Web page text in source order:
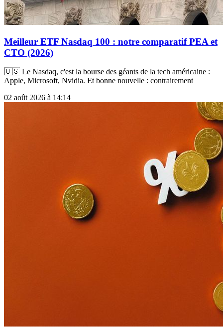
Meilleur ETF Nasdaq 100 : notre comparatif PEA et
CTO (2026)
🇺🇸 Le Nasdaq, c'est la bourse des géants de la tech américaine :
Apple, Microsoft, Nvidia. Et bonne nouvelle : contrairement
02 août 2026 à 14:14